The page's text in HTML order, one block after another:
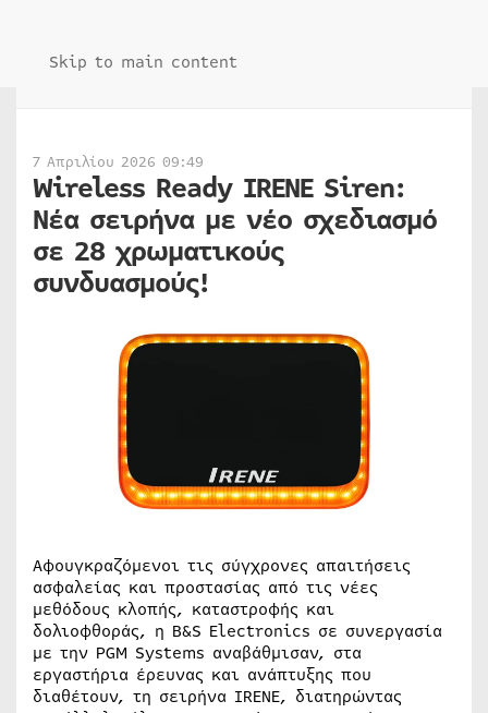
Skip to main content
7 Απριλίου 2026 09:49
Wireless Ready IRENE Siren:
Νέα σειρήνα με νέο σχεδιασμό
σε 28 χρωματικούς
συνδυασμούς!
Αφουγκραζόμενοι τις σύγχρονες απαιτήσεις
ασφαλείας και προστασίας από τις νέες
μεθόδους κλοπής, καταστροφής και
δολιοφθοράς, η B&S Electronics σε συνεργασία
με την PGM Systems αναβάθμισαν, στα
εργαστήρια έρευνας και ανάπτυξης που
διαθέτουν, τη σειρήνα IRENE, διατηρώντας